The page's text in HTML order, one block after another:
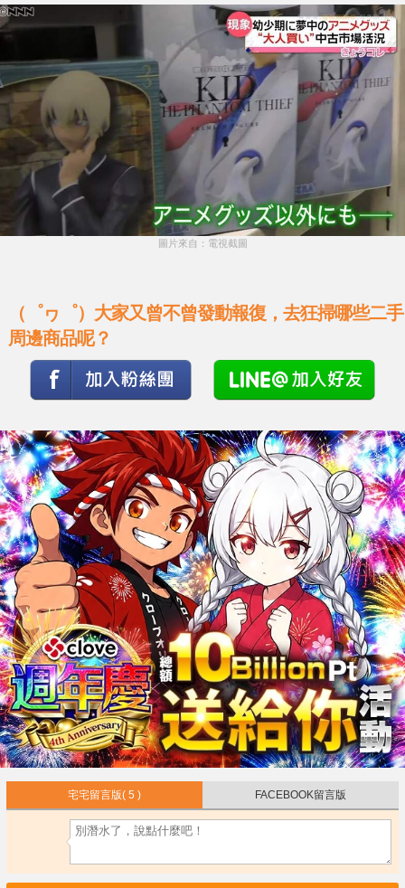
圖片來自：電視截圖
（゜ヮ゜）大家又曾不曾發動報復，去狂掃哪些二手
周邊商品呢？
宅宅留言版( 5 ) FACEBOOK留言版